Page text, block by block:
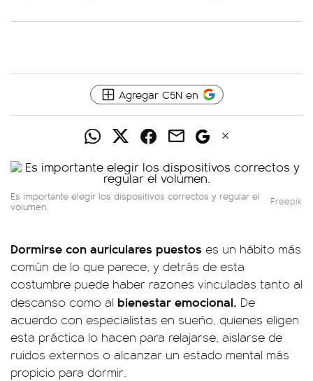
Agregar C5N en
Es importante elegir los dispositivos correctos y regular el
volumen. Freepik
Dormirse con auriculares puestos es un hábito más
común de lo que parece, y detrás de esta
costumbre puede haber razones vinculadas tanto al
descanso como al bienestar emocional. De
acuerdo con especialistas en sueño, quienes eligen
esta práctica lo hacen para relajarse, aislarse de
ruidos externos o alcanzar un estado mental más
propicio para dormir.